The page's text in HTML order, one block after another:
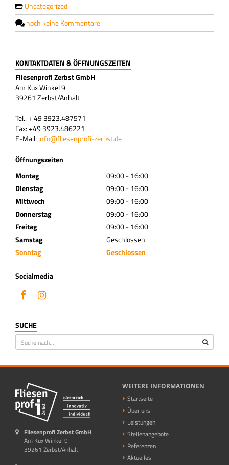
Uncategorized
noch keine Kommentare
KONTAKTDATEN & ÖFFNUNGSZEITEN
Fliesenprofi Zerbst GmbH
Am Kux Winkel 9
39261 Zerbst/Anhalt
Tel.: + 49 3923.487571
Fax: +49 3923.486221
E-Mail:info@fliesenprofi-zerbst.de
Öffnungszeiten
Montag
09:00 - 16:00
Dienstag
09:00 - 16:00
Mittwoch
09:00 - 16:00
Donnerstag
09:00 - 16:00
Freitag
09:00 - 16:00
Samstag
Geschlossen
Sonntag
Geschlossen
Socialmedia
SUCHE
Fliesenprofi Zerbst GmbH
Am Kux Winkel 9
39261 Zerbst/Anhalt
WEITERE INFORMATIONEN
Startseite
Über uns
Leistungen
Stellenangebote
Referenzen
Aktuelles